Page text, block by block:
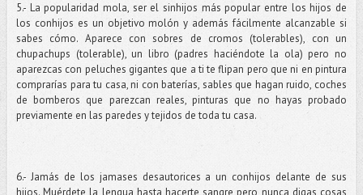
5.- La popularidad mola, ser el sinhijos más popular entre los hijos de
los conhijos es un objetivo molón y además fácilmente alcanzable si
sabes cómo. Aparece con sobres de cromos (tolerables), con un
chupachups (tolerable), un libro (padres haciéndote la ola) pero no
aparezcas con peluches gigantes que a ti te flipan pero que ni en pintura
comprarías para tu casa, ni con baterías, sables que hagan ruido, coches
de bomberos que parezcan reales, pinturas que no hayas probado
previamente en las paredes y tejidos de toda tu casa.
6.- Jamás de los jamases desautorices a un conhijos delante de sus